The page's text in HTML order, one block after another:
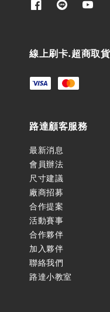
線上刷卡.超商取
路達顧客服務
最新消息
會員辦法
尺寸建議
廠商招募
合作提案
活動賽事
合作夥伴
加入夥伴
聯絡我們
路達小教室